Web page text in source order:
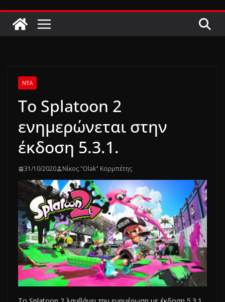
ΝΈΑ
Το Splatoon 2
ενημερώνεται στην
έκδοση 5.3.1.
31/10/2020 Νίκος "Olak" Κορμπέτης